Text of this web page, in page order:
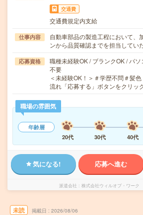
交通費
交通費規定内支給
仕事内容
自動車部品の製造工程において、
ンから品質確認までを担当して
応募資格
職種未経験OK / ブランクOK / パ
不要
＜未経験OK！＞＃学歴不問＃髪
流れ「応募する」ボタンをクリ
職場の雰囲気
年齢層
20代
30代 40代
気になる! 応募へ進む
派遣会社 株式会社ウィルオブ・ワー
未読 掲載日 2026/08/06